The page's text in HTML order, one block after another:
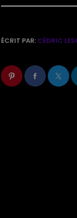
ÉCRIT PAR: CÉDRIC